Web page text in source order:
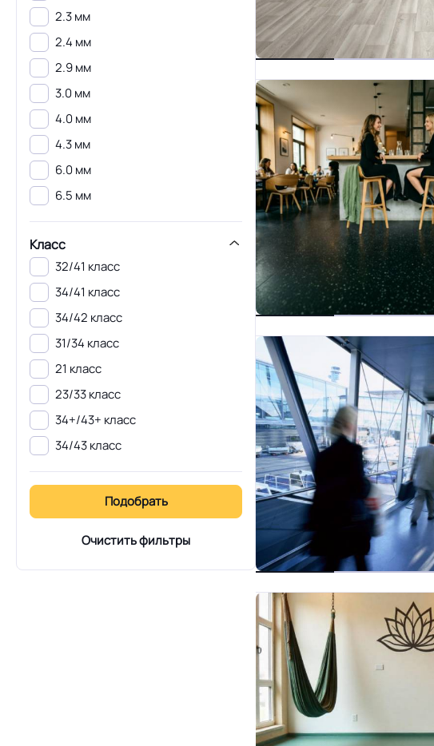
2.3 мм
2.4 мм
2.9 мм
3.0 мм
4.0 мм
4.3 мм
6.0 мм
6.5 мм
Класс
32/41 класс
34/41 класс
34/42 класс
31/34 класс
21 класс
23/33 класс
34+/43+ класс
34/43 класс
Очистить фильтры